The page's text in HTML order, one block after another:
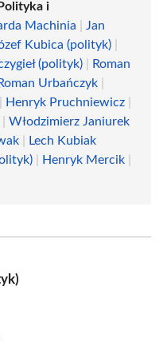
i
Machinia
Jan
Kubica (polityk)
(polityk)
Roman
Roman Urbańczyk
Henryk Pruchniewicz
Włodzimierz Janiurek
Lech Kubiak
Henryk Mercik